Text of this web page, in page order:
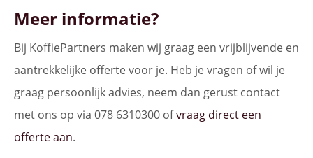
Meer informatie?
Bij KoffiePartners maken wij graag een vrijblijvende en
aantrekkelijke offerte voor je. Heb je vragen of wil je
graag persoonlijk advies, neem dan gerust contact
met ons op via 078 6310300 ofvraag direct een
offerte aan.